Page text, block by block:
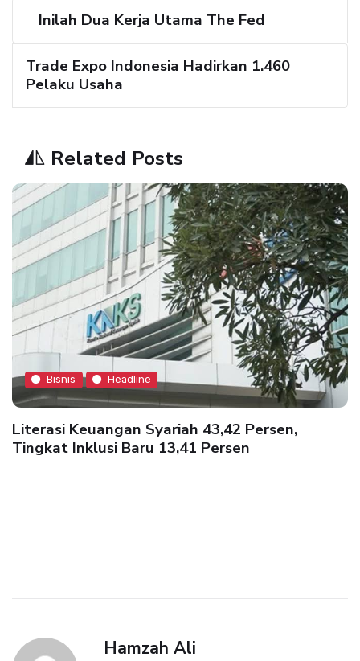
Inilah Dua Kerja Utama The Fed
Trade Expo Indonesia Hadirkan 1.460
Pelaku Usaha
Related Posts
Bisnis Headline
Literasi Keuangan Syariah 43,42 Persen,
Tingkat Inklusi Baru 13,41 Persen
Hamzah Ali